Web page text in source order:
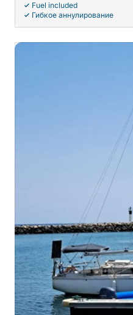
Fuel included
Гибкое аннулирование